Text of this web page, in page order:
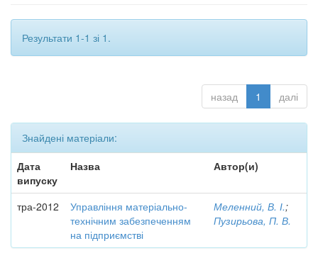
Результати 1-1 зі 1.
назад 1 далі
Знайдені матеріали:
Дата
випуску
Назва Автор(и)
тра-2012
Управління матеріально-
технічним забезпеченням
на підприємстві
Меленний, В. І.;
Пузирьова, П. В.